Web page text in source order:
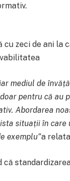
cu zeci de ani la
mediul de
pentru că au
Abordarea
situații în
exemplu”a